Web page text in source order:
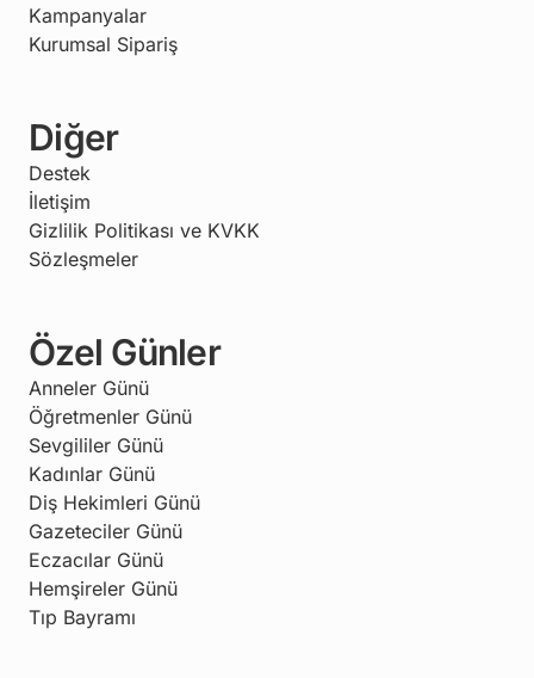
Kampanyalar
Kurumsal Sipariş
Diğer
Destek
İletişim
Gizlilik Politikası ve KVKK
Sözleşmeler
Özel Günler
Anneler Günü
Öğretmenler Günü
Sevgililer Günü
Kadınlar Günü
Diş Hekimleri Günü
Gazeteciler Günü
Eczacılar Günü
Hemşireler Günü
Tıp Bayramı